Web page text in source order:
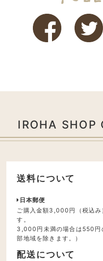
IROHA SHOP
送料について
日本郵便
ご購入金額3,000円（税込み
す。
3,000円未満の場合は550円
部地域を除きます。）
配送について